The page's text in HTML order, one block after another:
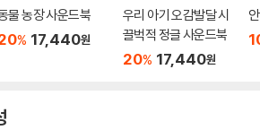
물 농장 사운드북
% 17,440원
우리 아기 오감발달 시
끌벅적 정글 사운드북
20% 17,440원